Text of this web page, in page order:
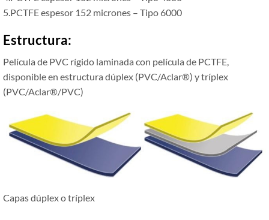
5.PCTFE espesor 152 micrones – Tipo 6000
Estructura:
Película de PVC rígido laminada con película de PCTFE,
disponible en estructura dúplex (PVC/Aclar®) y tríplex
(PVC/Aclar®/PVC)
Capas dúplex o tríplex